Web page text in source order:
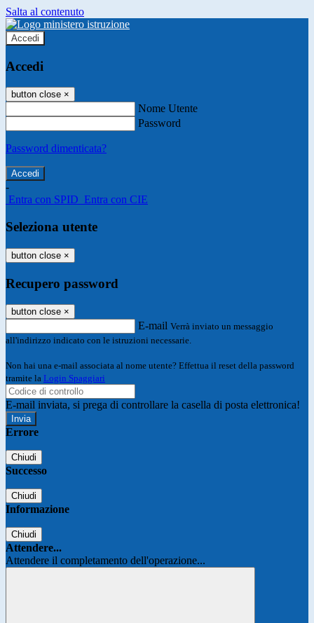
Salta al contenuto
Accedi
Accedi
button close ×
Nome Utente
Password
Password dimenticata?
-
Entra con SPID Entra con CIE
Seleziona utente
button close ×
Recupero password
button close ×
E-mail Verrà inviato un messaggio
all'indirizzo indicato con le istruzioni necessarie.
Non hai una e-mail associata al nome utente? Effettua il reset della password
tramite la Login Spaggiari
E-mail inviata, si prega di controllare la casella di posta elettronica!
Errore
Chiudi
Successo
Chiudi
Informazione
Chiudi
Attendere...
Attendere il completamento dell'operazione...